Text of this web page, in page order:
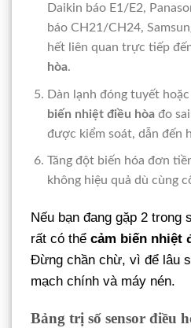
Daikin báo E1/E2,
báo CH21/CH24,
hết liên quan trực tiếp
hòa.
Dàn lạnh đóng tuyết
biến nhiệt điều hòađo sai
được kiểm soát, dẫn đến
Tăng đột biến hóa đơn
không hiệu quả dù cùng
Nếu bạn đang gặp 2 trong
rất có thể cảm biến nhiệt
Đừng chần chừ, vì để lâu
mạch chính và máy nén.
Bảng trị số sensor điều